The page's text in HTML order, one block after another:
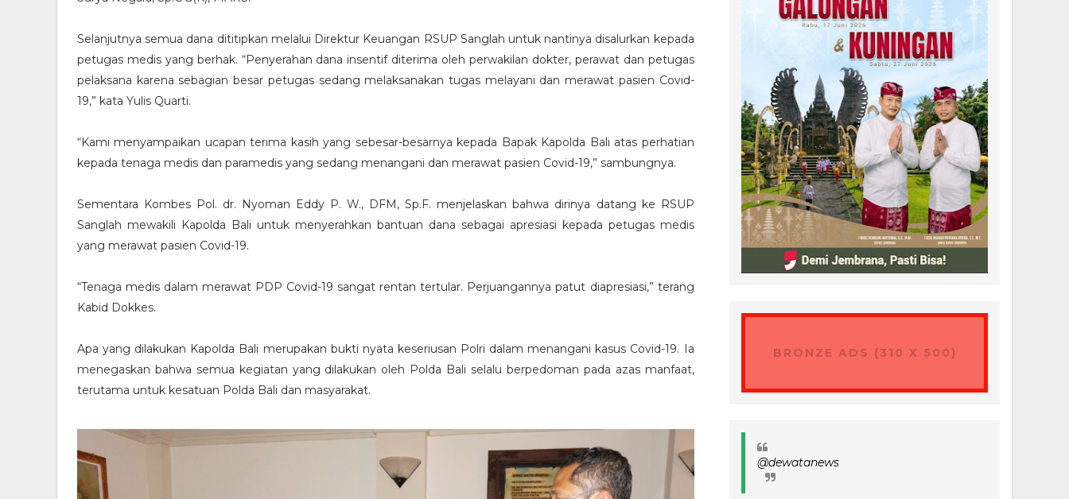
Selanjutnya semua dana dititipkan melalui Direktur Keuangan RSUP Sanglah untuk nantinya disalurkan kepada
petugas medis yang berhak. “Penyerahan dana insentif diterima oleh perwakilan dokter, perawat dan petugas
pelaksana karena sebagian besar petugas sedang melaksanakan tugas melayani dan merawat pasien Covid-
19,” kata Yulis Quarti.
“Kami menyampaikan ucapan terima kasih yang sebesar-besarnya kepada Bapak Kapolda Bali atas perhatian
kepada tenaga medis dan paramedis yang sedang menangani dan merawat pasien Covid-19,” sambungnya.
Sementara Kombes Pol. dr. Nyoman Eddy P. W., DFM, Sp.F. menjelaskan bahwa dirinya datang ke RSUP
Sanglah mewakili Kapolda Bali untuk menyerahkan bantuan dana sebagai apresiasi kepada petugas medis
yang merawat pasien Covid-19.
“Tenaga medis dalam merawat PDP Covid-19 sangat rentan tertular. Perjuangannya patut diapresiasi,” terang
Kabid Dokkes.
Apa yang dilakukan Kapolda Bali merupakan bukti nyata keseriusan Polri dalam menangani kasus Covid-19. Ia
menegaskan bahwa semua kegiatan yang dilakukan oleh Polda Bali selalu berpedoman pada azas manfaat,
terutama untuk kesatuan Polda Bali dan masyarakat.
BRONZE ADS (310 X 500)
@dewatanews